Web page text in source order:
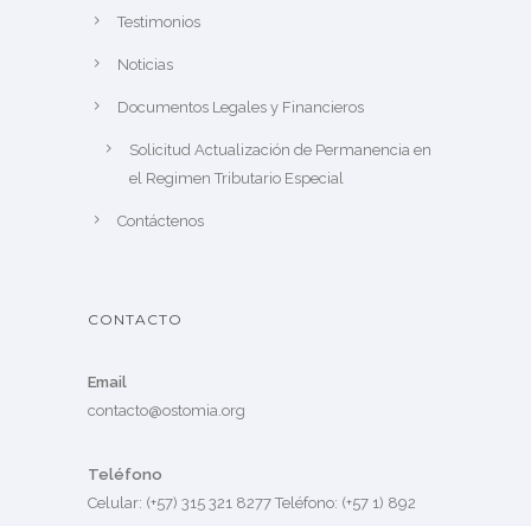
Testimonios
Noticias
Documentos Legales y Financieros
Solicitud Actualización de Permanencia en
el Regimen Tributario Especial
Contáctenos
CONTACTO
Email
contacto@ostomia.org
Teléfono
Celular: (+57) 315 321 8277 Teléfono: (+57 1) 892